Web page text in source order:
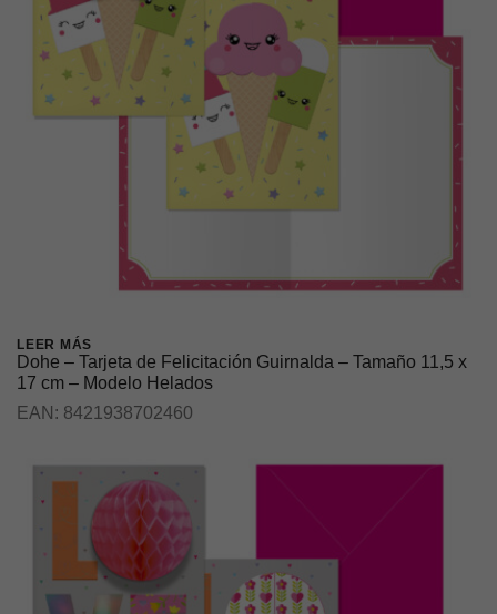
LEER MÁS
Dohe – Tarjeta de Felicitación Guirnalda – Tamaño 11,5 x
17 cm – Modelo Helados
EAN: 8421938702460